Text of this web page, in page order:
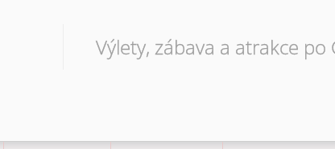
Výlety, zábava a atrakce po